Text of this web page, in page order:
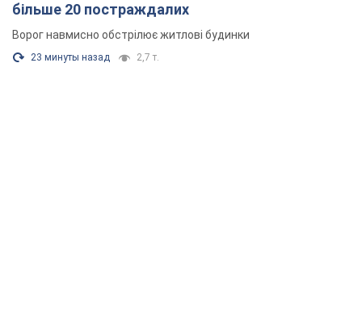
більше 20 постраждалих
Ворог навмисно обстрілює житлові будинки
23 минуты назад 2,7 т.